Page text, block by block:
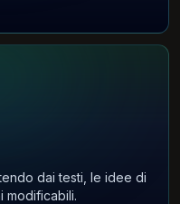
dai testi, le idee di
modificabili.